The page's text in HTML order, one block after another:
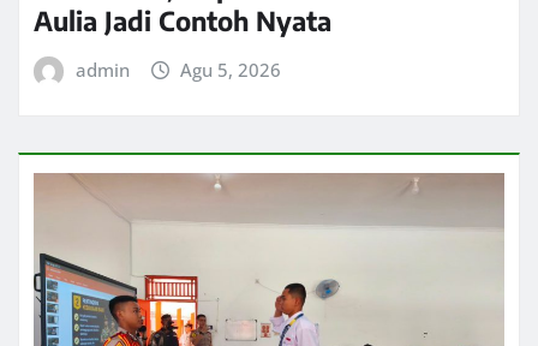
Aulia Jadi Contoh Nyata
admin Agu 5, 2026